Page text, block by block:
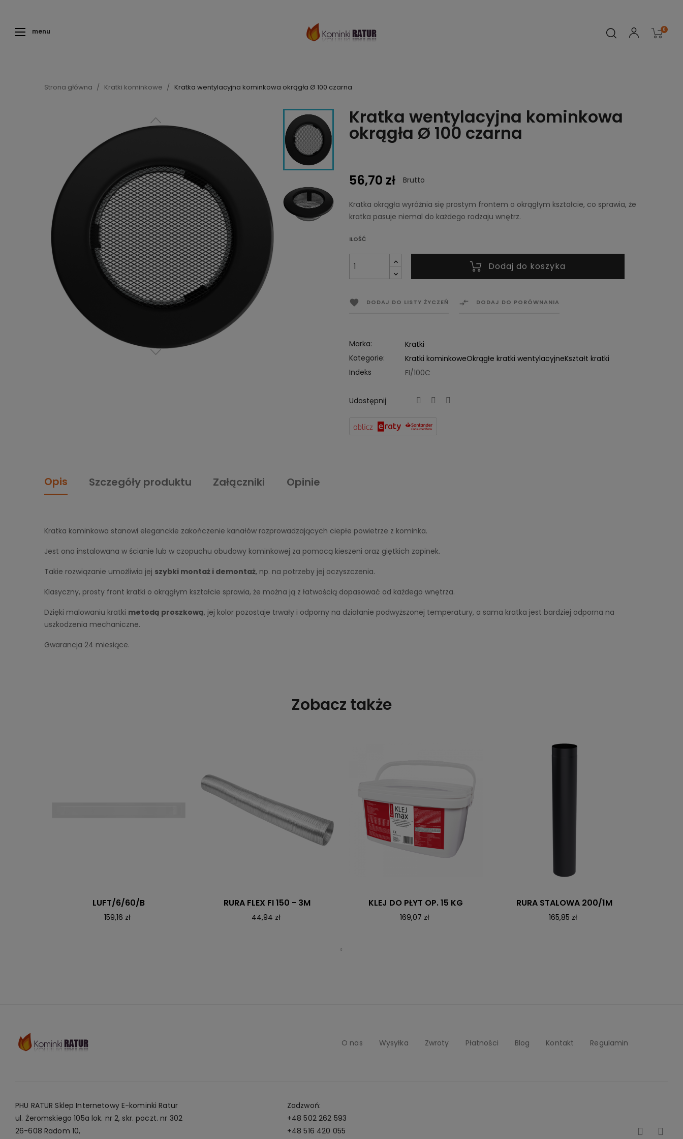
menu 0
Strona główna Kratki kominkowe Kratka wentylacyjna kominkowa okrągła Ø 100 czarna
Kratka wentylacyjna kominkowa
okrągła Ø 100 czarna
56,70 zł Brutto
Kratka okrągła wyróżnia się prostym frontem o okrągłym kształcie, co sprawia, że
kratka pasuje niemal do każdego rodzaju wnętrz.
ILOŚĆ
Dodaj do koszyka
 DODAJ DO LISTY ŻYCZEŃ  DODAJ DO PORÓWNANIA
Marka:
Kratki
Kategorie:
Kratki kominkoweOkrągłe kratki wentylacyjneKształt kratki
Indeks
FI/100C
Udostępnij
Opis Szczegóły produktu Załączniki Opinie
Kratka kominkowa stanowi eleganckie zakończenie kanałów rozprowadzających ciepłe powietrze z kominka.
Jest ona instalowana w ścianie lub w czopuchu obudowy kominkowej za pomocą kieszeni oraz giętkich zapinek.
Takie rozwiązanie umożliwia jej szybki montaż i demontaż, np. na potrzeby jej oczyszczenia.
Klasyczny, prosty front kratki o okrągłym kształcie sprawia, że można ją z łatwością dopasować od każdego wnętrza.
Dzięki malowaniu kratki metodą proszkową, jej kolor pozostaje trwały i odporny na działanie podwyższonej temperatury, a sama kratka jest bardziej odporna na
uszkodzenia mechaniczne.
Gwarancja 24 miesiące.
Zobacz także
LUFT/6/60/B
159,16 zł
RURA FLEX FI 150 - 3M
44,94 zł
KLEJ DO PŁYT OP. 15 KG
169,07 zł
RURA STALOWA 200/1M
165,85 zł
O nas Wysyłka Zwroty Płatności Blog Kontakt Regulamin
PHU RATUR Sklep Internetowy E-kominki Ratur
ul. Żeromskiego 105a lok. nr 2, skr. poczt. nr 302
26-608 Radom 10,
Zadzwoń:
+48 502 262 593
+48 516 420 055